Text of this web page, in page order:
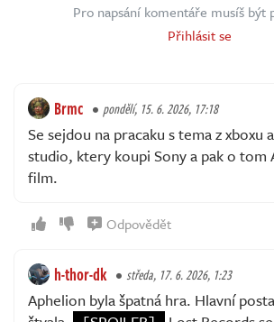
Pro napsání komentáře musíš být
Přihlásit se
Brmc pondělí, 15. 6. 2026, 17:18
Se sejdou na pracaku s tema z xboxu
studio, ktery koupi Sony a pak o tom
film.
Odpovědět
h-thor-dk středa, 17. 6. 2026, 1:23
Aphelion byla špatná hra. Hlavní